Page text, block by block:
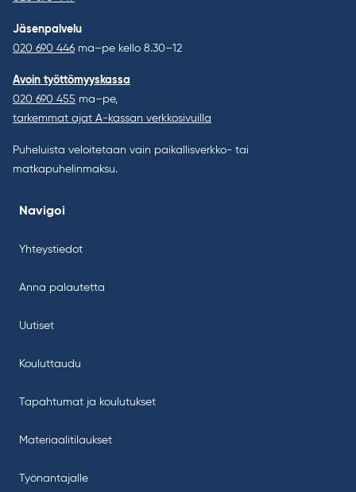
Jäsenpalvelu
020 690 446 ma–pe kello 8.30–12
Avoin työttömyyskassa
020 690 455 ma–pe,
tarkemmat ajat A-kassan verkkosivuilla
Puheluista veloitetaan vain paikallisverkko- tai
matkapuhelinmaksu.
Navigoi
Yhteystiedot
Anna palautetta
Uutiset
Kouluttaudu
Tapahtumat ja koulutukset
Materiaalitilaukset
Työnantajalle